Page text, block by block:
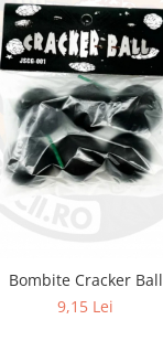
Bombite Cracker Ball
9,15 Lei